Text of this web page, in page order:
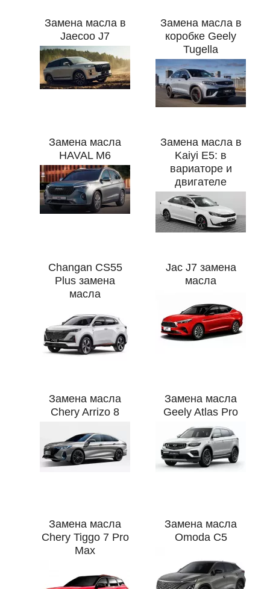
Замена масла в
Jaecoo J7
Замена масла в
коробке Geely
Tugella
Замена масла
HAVAL M6
Замена масла в
Kaiyi E5: в
вариаторе и
двигателе
Changan CS55
Plus замена
масла
Jac J7 замена
масла
Замена масла
Chery Arrizo 8
Замена масла
Geely Atlas Pro
Замена масла
Chery Tiggo 7 Pro
Max
Замена масла
Omoda C5